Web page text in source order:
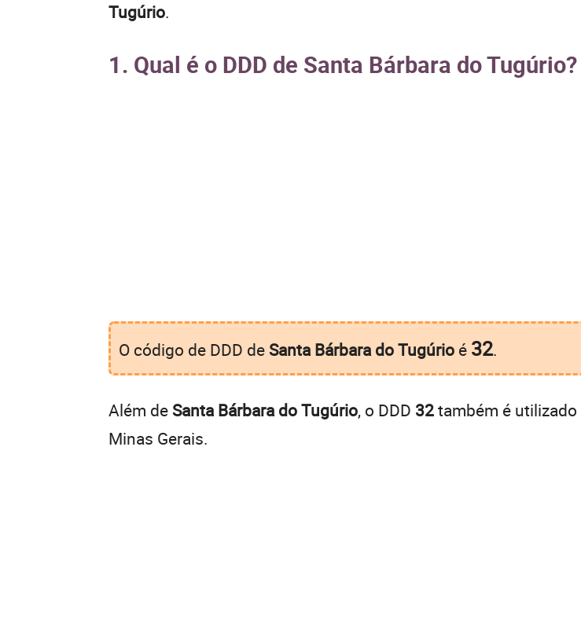
Tugúrio.
1. Qual é o DDD de Santa Bárbara do Tugúrio?
O código de DDD de Santa Bárbara do Tugúrio é 32.
Além de Santa Bárbara do Tugúrio, o DDD 32também é
Minas Gerais.